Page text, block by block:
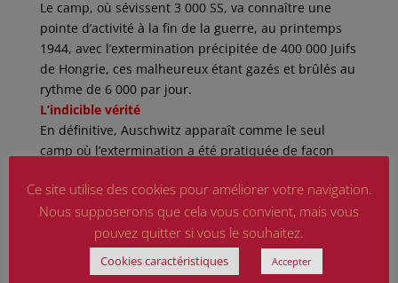
Le camp, où sévissent 3 000 SS, va connaître une
pointe d’activité à la fin de la guerre, au printemps
1944, avec l’extermination précipitée de 400 000 Juifs
de Hongrie, ces malheureux étant gazés et brûlés au
rythme de 6 000 par jour.
L’indicible vérité
En définitive, Auschwitz apparaît comme le seul
camp où l’extermination a été pratiquée de façon
s’y est rendu par ailleurs célèbre en pratiquant des
expériences insoutenables sur les déportés à des
fins scientifiques.
À leur arrivée, les convois de déportés faisaient
l’objet d’une sélection sur la« rampe juive », située
Ce site utilise des cookies pour améliorer votre navigation.
Nous supposerons que cela vous convient, mais vous
pouvez quitter si vous le souhaitez.
Cookies caractéristiques Accepter